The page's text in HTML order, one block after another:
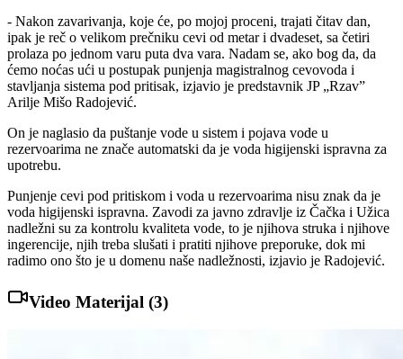
- Nakon zavarivanja, koje će, po mojoj proceni, trajati čitav dan,
ipak je reč o velikom prečniku cevi od metar i dvadeset, sa četiri
prolaza po jednom varu puta dva vara. Nadam se, ako bog da, da
ćemo noćas ući u postupak punjenja magistralnog cevovoda i
stavljanja sistema pod pritisak, izjavio je predstavnik JP „Rzav”
Arilje Mišo Radojević.
On je naglasio da puštanje vode u sistem i pojava vode u
rezervoarima ne znače automatski da je voda higijenski ispravna za
upotrebu.
Punjenje cevi pod pritiskom i voda u rezervoarima nisu znak da je
voda higijenski ispravna. Zavodi za javno zdravlje iz Čačka i Užica
nadležni su za kontrolu kvaliteta vode, to je njihova struka i njihove
ingerencije, njih treba slušati i pratiti njihove preporuke, dok mi
radimo ono što je u domenu naše nadležnosti, izjavio je Radojević.
Video Materijal (3)